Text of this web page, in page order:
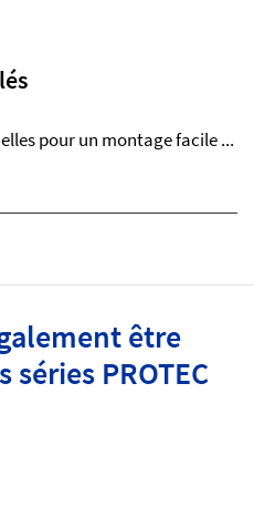
pour un montage facile ...
être
séries PROTEC